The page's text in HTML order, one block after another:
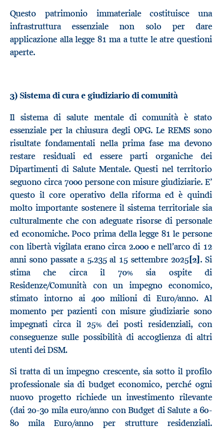
Questo patrimonio immateriale costituisce una
infrastruttura essenziale non solo per dare
applicazione alla legge 81 ma a tutte le atre questioni
aperte.
3) Sistema di cura e giudiziario di comunità
Il sistema di salute mentale di comunità è stato
essenziale per la chiusura degli OPG. Le REMS sono
risultate fondamentali nella prima fase ma devono
restare residuali ed essere parti organiche dei
Dipartimenti di Salute Mentale. Questi nel territorio
seguono circa 7000 persone con misure giudiziarie. E’
questo il core operativo della riforma ed è quindi
molto importante sostenere il sistema territoriale sia
culturalmente che con adeguate risorse di personale
ed economiche. Poco prima della legge 81 le persone
con libertà vigilata erano circa 2.000 e nell’arco di 12
anni sono passate a 5.235 al 15 settembre 2025[2]. Si
stima che circa il 70% sia ospite di
Residenze/Comunità con un impegno economico,
stimato intorno ai 400 milioni di Euro/anno. Al
momento per pazienti con misure giudiziarie sono
impegnati circa il 25% dei posti residenziali, con
conseguenze sulle possibilità di accoglienza di altri
utenti dei DSM.
Si tratta di un impegno crescente, sia sotto il profilo
professionale sia di budget economico, perché ogni
nuovo progetto richiede un investimento rilevante
(dai 20-30 mila euro/anno con Budget di Salute a 60-
80 mila Euro/anno per strutture residenziali.